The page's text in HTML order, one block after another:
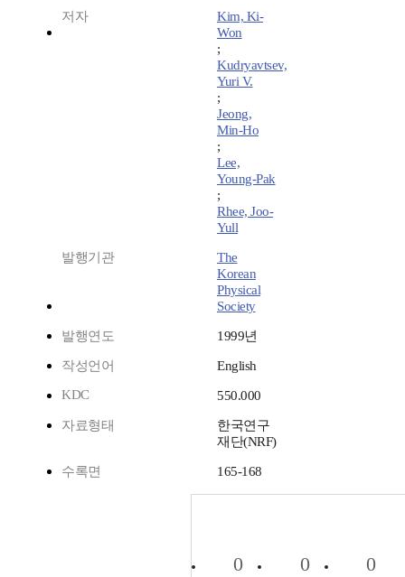
저자
Kim, Ki-
Won
;
Kudryavtsev,
Yuri V.
;
Jeong,
Min-Ho
;
Lee,
Young-Pak
;
Rhee, Joo-
Yull
발행기관
The
Korean
Physical
Society
발행연도 1999년
작성언어
English
KDC
550.000
자료형태
한국연구
재단(NRF)
수록면 165-168
0 0 0